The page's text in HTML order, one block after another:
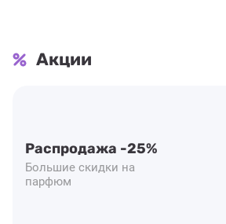
Акции
Распродажа -25%
Большие скидки на
парфюм